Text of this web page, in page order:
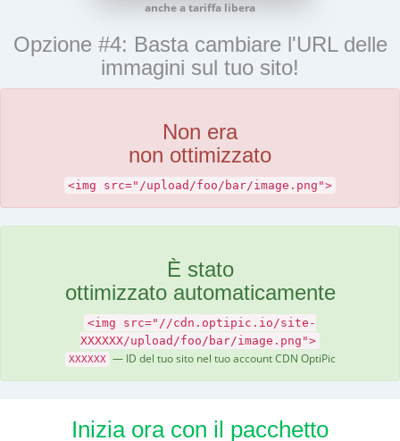
anche a tariffa libera
Opzione #4: Basta cambiare l'URL delle
immagini sul tuo sito!
Non era
non ottimizzato
<img src="/upload/foo/bar/image.png">
È stato
ottimizzato automaticamente
<img src="//cdn.optipic.io/site-
XXXXXX/upload/foo/bar/image.png">
XXXXXX — ID del tuo sito nel tuo account CDN OptiPic
Inizia ora con il pacchetto